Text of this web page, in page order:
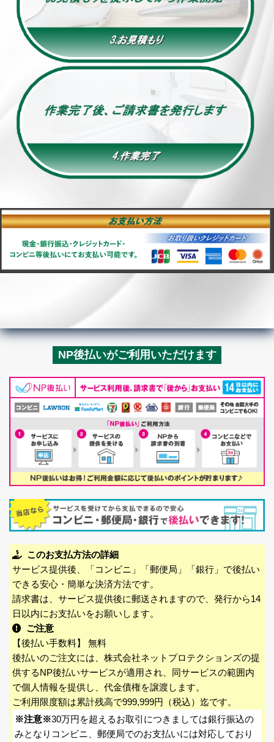
NP後払いがご利用いただけます
このお支払方法の詳細
サービス提供後、「コンビニ」「郵便局」「銀行」で後払い
できる安心・簡単な決済方法です。
請求書は、サービス提供後に郵送されますので、発行から14
日以内にお支払いをお願いします。
ご注意
【後払い手数料】 無料
後払いのご注文には、株式会社ネットプロテクションズの提
供するNP後払いサービスが適用され、同サービスの範囲内
で個人情報を提供し、代金債権を譲渡します。
ご利用限度額は累計残高で999,999円（税込）迄です。
※注意※30万円を超えるお取引につきましては銀行振込の
みとなりコンビニ、郵便局でのお支払いには対応しており